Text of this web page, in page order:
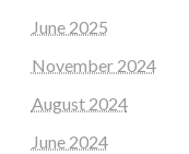
June 2025
November 2024
August 2024
June 2024